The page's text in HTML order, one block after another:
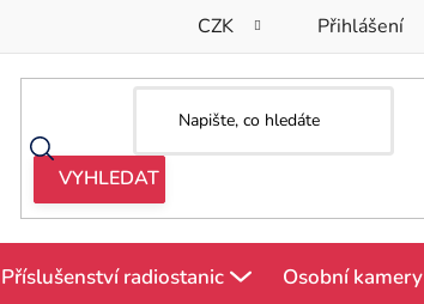
CZK Přihlášení
Příslušenství radiostanic Osobní kamery